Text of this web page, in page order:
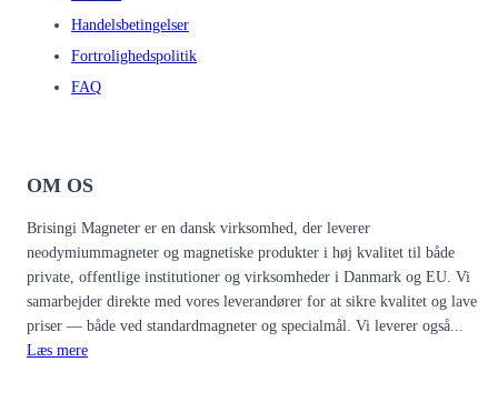
Handelsbetingelser
Fortrolighedspolitik
FAQ
OM OS
Brisingi Magneter er en dansk virksomhed, der leverer
neodymiummagneter og magnetiske produkter i høj kvalitet til både
private, offentlige institutioner og virksomheder i Danmark og EU. Vi
samarbejder direkte med vores leverandører for at sikre kvalitet og lave
priser — både ved standardmagneter og specialmål. Vi leverer også...
Læs mere